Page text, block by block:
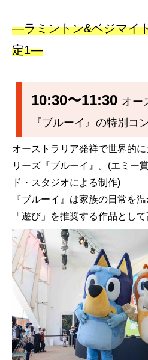
—ラミントン&ベジマイ
定1—
10:30〜11:30 オー
『ブルーイ』の特別コ
オーストラリア発祥で世界的
リーズ『ブルーイ』。(エミー
ド・スタジオによる制作)
『ブルーイ』は家族の日常を
「遊び」を推奨する作品とし